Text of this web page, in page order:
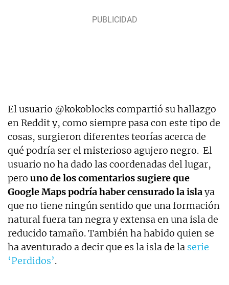
El usuario @kokoblocks compartió su hallazgo
en Reddit y, como siempre pasa con este tipo de
cosas, surgieron diferentes teorías acerca de
qué podría ser el misterioso agujero negro. El
usuario no ha dado las coordenadas del lugar,
pero uno de los comentarios sugiere que
Google Maps podría haber censurado la islaya
que no tiene ningún sentido que una formación
natural fuera tan negra y extensa en una isla de
reducido tamaño. También ha habido quien se
ha aventurado a decir que es la isla de la serie
‘Perdidos’.